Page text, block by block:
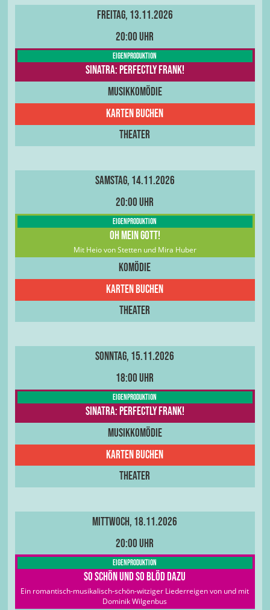
Freitag, 13.11.2026
20:00 Uhr
Eigenproduktion
Sinatra: Perfectly Frank!
Musikkomödie
Karten buchen
Theater
Samstag, 14.11.2026
20:00 Uhr
Eigenproduktion
Oh Mein Gott!
Mit Heio von Stetten und Mira Huber
Komödie
Karten buchen
Theater
Sonntag, 15.11.2026
18:00 Uhr
Eigenproduktion
Sinatra: Perfectly Frank!
Musikkomödie
Karten buchen
Theater
Mittwoch, 18.11.2026
20:00 Uhr
Eigenproduktion
So schön und so blöd dazu
Ein romantisch-musikalisch-schön-witziger Liederreigen von und mit
Dominik Wilgenbus